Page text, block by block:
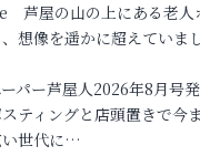
芦屋の山の上にある老人
想像を遥かに超えていま
パー芦屋人2026年8月号
ティングと店頭置きで今
い世代に…